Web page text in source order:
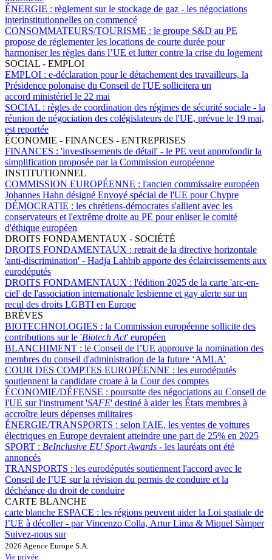
ÉNERGIE : règlement sur le stockage de gaz - les négociations
interinstitutionnelles on commencé
CONSOMMATEURS/TOURISME : le groupe S&D au PE
propose de réglementer les locations de courte durée pour
harmoniser les règles dans l’UE et lutter contre la crise du logement
SOCIAL - EMPLOI
EMPLOI : e-déclaration pour le détachement des travailleurs, la
Présidence polonaise du Conseil de l'UE sollicitera un
accord ministériel le 22 mai
SOCIAL : règles de coordination des régimes de sécurité sociale - la
réunion de négociation des colégislateurs de l'UE, prévue le 19 mai,
est reportée
ÉCONOMIE - FINANCES - ENTREPRISES
FINANCES : 'investissements de détail' - le PE veut approfondir la
simplification proposée par la Commission européenne
INSTITUTIONNEL
COMMISSION EUROPÉENNE : l'ancien commissaire européen
Johannes Hahn désigné Envoyé spécial de l'UE pour Chypre
DÉMOCRATIE : les chrétiens-démocrates s'allient avec les
conservateurs et l'extrême droite au PE pour enliser le comité
d'éthique européen
DROITS FONDAMENTAUX - SOCIÉTÉ
DROITS FONDAMENTAUX : retrait de la directive horizontale
'anti-discrimination' - Hadja Lahbib apporte des éclaircissements aux
eurodéputés
DROITS FONDAMENTAUX : l'édition 2025 de la carte 'arc-en-
ciel' de l'association internationale lesbienne et gay alerte sur un
recul des droits LGBTI en Europe
BRÈVES
BIOTECHNOLOGIES : la Commission européenne sollicite des
contributions sur le 'Biotech Act' européen
BLANCHIMENT : le Conseil de l’UE approuve la nomination des
membres du conseil d'administration de la future ‘AMLA’
COUR DES COMPTES EUROPÉENNE : les eurodéputés
soutiennent la candidate croate à la Cour des comptes
ÉCONOMIE/DÉFENSE : poursuite des négociations au Conseil de
l'UE sur l'instrument 'SAFE' destiné à aider les États membres à
accroître leurs dépenses militaires
ÉNERGIE/TRANSPORTS : selon l'AIE, les ventes de voitures
électriques en Europe devraient atteindre une part de 25% en 2025
SPORT : BeInclusive EU Sport Awards - les lauréats ont été
annoncés
TRANSPORTS : les eurodéputés soutiennent l'accord avec le
Conseil de l’UE sur la révision du permis de conduire et la
déchéance du droit de conduire
CARTE BLANCHE
carte blanche ESPACE : les régions peuvent aider la Loi spatiale de
l’UE à décoller - par Vincenzo Colla, Artur Lima & Miquel Sàmper
Suivez-nous sur
2026 Agence Europe S.A.
Vie privée